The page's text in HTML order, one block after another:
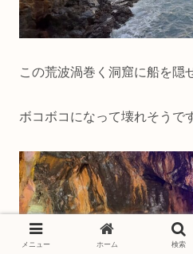
この荒波渦巻く洞窟に船を隠
ボコボコになって壊れそうで
メニュー ホーム 検索